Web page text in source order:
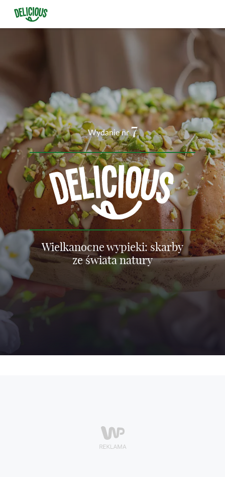
Wydanie nr 7
Wielkanocne wypieki: skarby
ze świata natury